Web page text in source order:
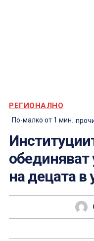
РЕГИОНАЛНО
По-малко от 1 мин.
на децата